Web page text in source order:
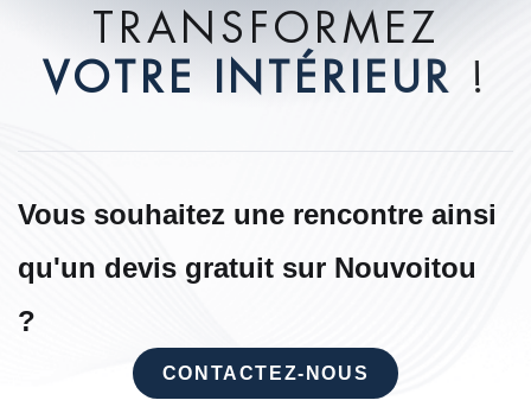
TRANS FORMEZ
VOTRE INTÉRIEUR !
Vous souhaitez une rencontre ainsi
qu'un devis gratuit sur Nouvoitou
?
CONTACTEZ-NOUS